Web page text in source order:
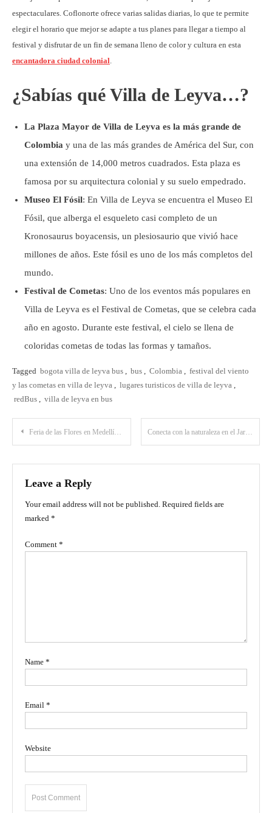
espectaculares. Coflonorte ofrece varias salidas diarias, lo que te permite
elegir el horario que mejor se adapte a tus planes para llegar a tiempo al
festival y disfrutar de un fin de semana lleno de color y cultura en esta
encantadora ciudad colonial
¿Sabías qué Villa de Leyva…?
La Plaza Mayor de Villa de Leyva es la más grande de
Colombia y una de las más grandes de América del Sur, con
una extensión de 14,000 metros cuadrados. Esta plaza es
famosa por su arquitectura colonial y su suelo empedrado.
Museo El Fósil: En Villa de Leyva se encuentra el Museo El
Fósil, que alberga el esqueleto casi completo de un
Kronosaurus boyacensis, un plesiosaurio que vivió hace
millones de años. Este fósil es uno de los más completos del
mundo.
Festival de Cometas: Uno de los eventos más populares en
Villa de Leyva es el Festival de Cometas, que se celebra cada
año en agosto. Durante este festival, el cielo se llena de
coloridas cometas de todas las formas y tamaños.
Tagged bogota villa de leyva bus bus Colombia
festival del viento
y las cometas en villa de leyva
lugares turisticos de villa de leyva
redBus
villa de leyva en bus
Post
Feria de las Flores en Medellín 2024: Tradición, color y alegría en Colombia
Leave a Reply
Your email address will not be published. Required fields are
marked *
Comment *
Name *
Email *
Website